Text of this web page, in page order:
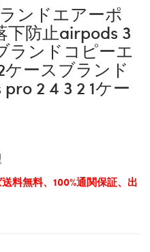
ンドエアーポ
下防止airpods 3
ランドコピーエ
ースブランド
2 4 3 2 1ケー
料無料、100%通関保証、出